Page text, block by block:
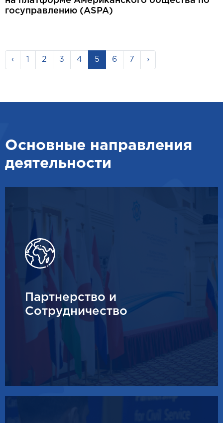
госуправлению (ASPA)
‹ 2 3 4 5 6 7 ›
Основные направления
деятельности
Партнерство и
Сотрудничество